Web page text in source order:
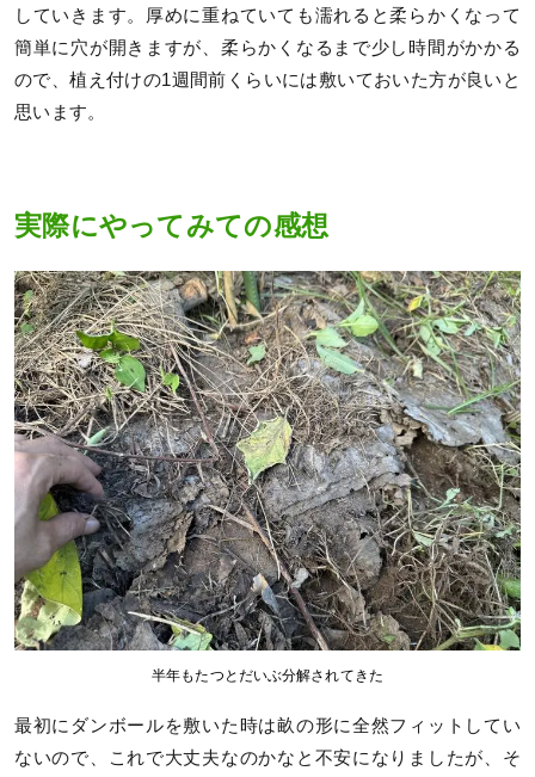
していきます。厚めに重ねていても濡れると柔らかくなって
簡単に穴が開きますが、柔らかくなるまで少し時間がかかる
ので、植え付けの1週間前くらいには敷いておいた方が良いと
思います。
実際にやってみての感想
半年もたつとだいぶ分解されてきた
最初にダンボールを敷いた時は畝の形に全然フィットしてい
ないので、これで大丈夫なのかなと不安になりましたが、そ